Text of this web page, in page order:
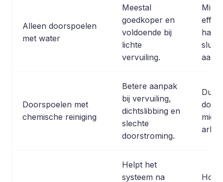
Alleen doorspoelen
met water
Meestal
goedkoper en
voldoende bij
lichte
vervuiling.
Doorspoelen met
chemische reiniging
Betere aanpak
bij vervuiling,
dichtslibbing en
slechte
doorstroming.
door
Helpt het
systeem na